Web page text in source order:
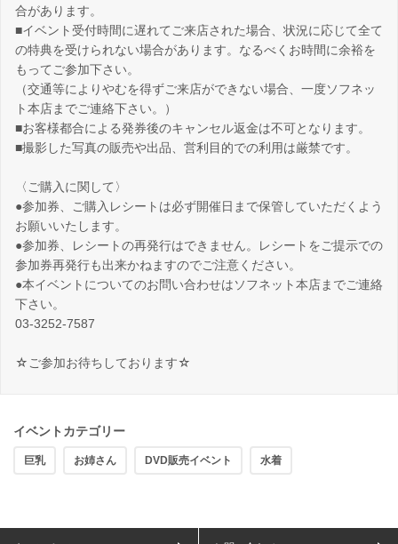
合があります。
■イベント受付時間に遅れてご来店された場合、状況に応じて全て
の特典を受けられない場合があります。なるべくお時間に余裕を
もってご参加下さい。
（交通等によりやむを得ずご来店ができない場合、一度ソフネッ
ト本店までご連絡下さい。）
■お客様都合による発券後のキャンセル返金は不可となります。
■撮影した写真の販売や出品、営利目的での利用は厳禁です。
〈ご購入に関して〉
●参加券、ご購入レシートは必ず開催日まで保管していただくよう
お願いいたします。
●参加券、レシートの再発行はできません。レシートをご提示での
参加券再発行も出来かねますのでご注意ください。
●本イベントについてのお問い合わせはソフネット本店までご連絡
下さい。
03-3252-7587
☆ご参加お待ちしております☆
イベントカテゴリー
巨乳 お姉さん DVD販売イベント 水着